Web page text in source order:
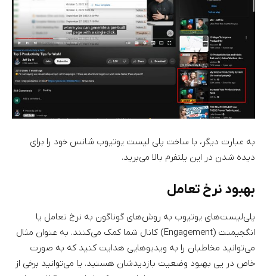
به عبارت دیگر، با ساخت پلی لیست یوتیوب شانس خود را برای
دیده شدن در این پلتفرم بالا می‌برید.
بهبود نرخ تعامل
پلی‌لیست‌های یوتیوب به روش‌های گوناگون به نرخ تعامل یا
انگجیمنت (Engagement) کانال شما کمک می‌کنند. به عنوان مثال
می‌توانید مخاطبان را به ویدیوهایی هدایت کنید که به صورت
خاص در پی بهبود وضعیت بازدیدشان هستید. یا می‌توانید برخی از